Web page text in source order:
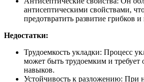
антисептическими свойствами,
предотвратить развитие грибков и
Недостатки:
Трудоемкость укладки: Процесс
может быть трудоемким и требует
навыков.
Устойчивость к разложению: При